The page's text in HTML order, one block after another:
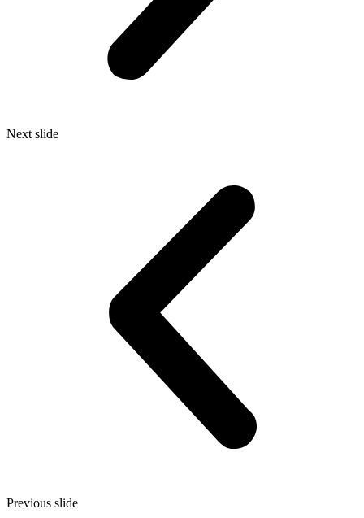
Next slide
Previous slide